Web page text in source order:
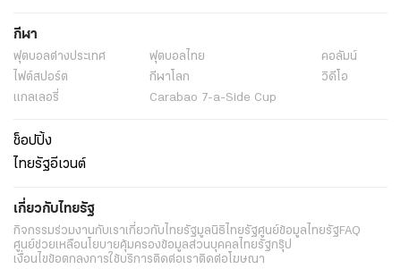
กีฬา
ฟุตบอลต่่างประเทศ ฟุตบอลไทย
คอลัมน์
ไฟต์สปอร์ต
กีฬาโลก
วิดีโอ
แกลเลอรี่
Carabao 7-a-Side Cup
ช็อปปิ้ง
ไทยรัฐอีเวนต์
เกี่ยวกับไทยรัฐ
กิจกรรมร่วมงานกับเราเกี่ยวกับไทยรัฐมูลนิธิไทยรัฐศูนย์ข้อมูลไทยรัฐFAQ
ศูนย์ช่วยเหลือนโยบายคุ้มครองข้อมูลส่วนบุคคลไทยรัฐกรุ๊ป
เงื่อนไขข้อตกลงการใช้บริการติดต่อเราติดต่อโฆษณา